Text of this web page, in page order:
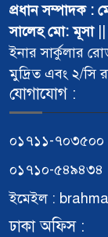
প্রধান সম্পাদক
সালেহ মো: মূসা||
ইনার সার্কুলার
মুদ্রিত এবং ২/সি
যোগাযোগ :
০১৭১১-৭০৩৫০০
০১৭১০-৫৪৯৪৩৪
ইমেইল :
ঢাকা অফিস :